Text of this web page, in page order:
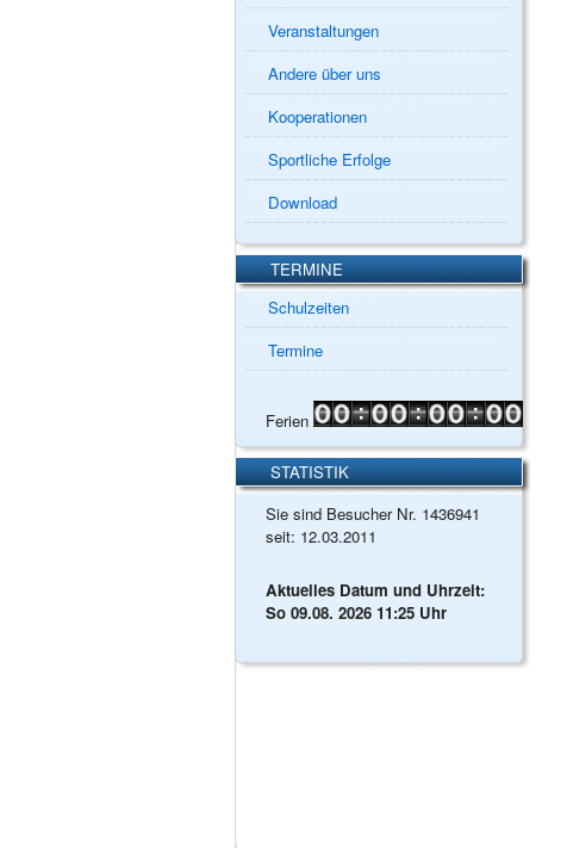
Veranstaltungen
Andere über uns
Kooperationen
Sportliche Erfolge
Download
TERMINE
Schulzeiten
Termine
Ferien
STATISTIK
Sie sind Besucher Nr. 1436941
seit: 12.03.2011
Aktuelles Datum und Uhrzeit:
So 09.08. 2026 11:25 Uhr